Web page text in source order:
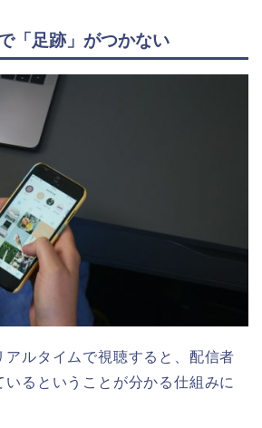
「足跡」がつかない
アルタイムで視聴すると、配信者
いるということが分かる仕組みに